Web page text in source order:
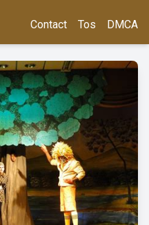
Contact Tos DMCA